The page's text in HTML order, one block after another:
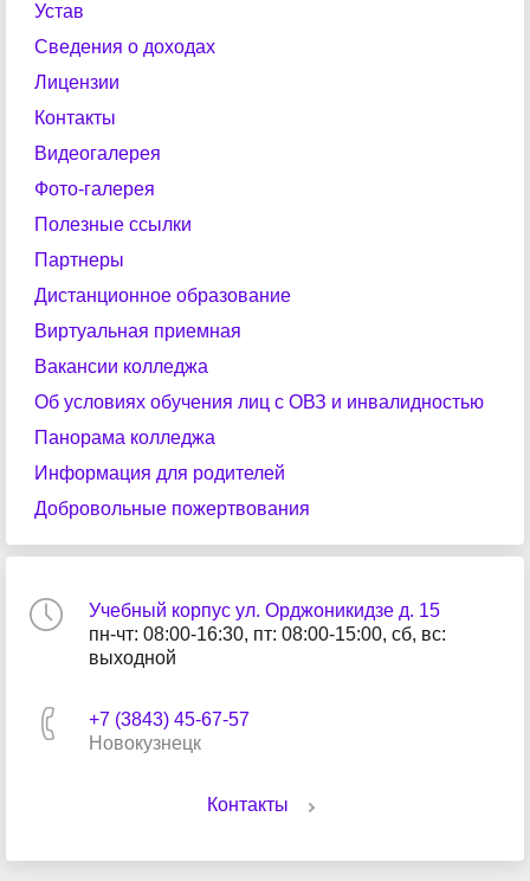
Устав
Сведения о доходах
Лицензии
Контакты
Видеогалерея
Фото-галерея
Полезные ссылки
Партнеры
Дистанционное образование
Виртуальная приемная
Вакансии колледжа
Об условиях обучения лиц с ОВЗ и инвалидностью
Панорама колледжа
Информация для родителей
Добровольные пожертвования
Учебный корпус ул. Орджоникидзе д. 15
пн-чт: 08:00-16:30, пт: 08:00-15:00, сб, вс:
выходной
+7 (3843) 45-67-57
Новокузнецк
Контакты